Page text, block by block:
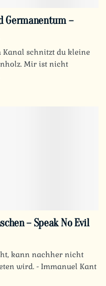
Germanentum –
schnitzt du kleine
Mir ist nicht
– Speak No Evil
kann nachher nicht
wird. - Immanuel Kant